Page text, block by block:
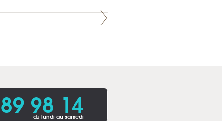
98 14
du lundi au samedi